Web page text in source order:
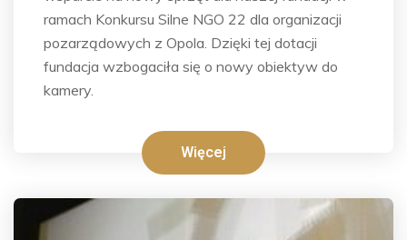
ramach Konkursu Silne NGO 22 dla organizacji
pozarządowych z Opola. Dzięki tej dotacji
fundacja wzbogaciła się o nowy obiektyw do
kamery.
Więcej